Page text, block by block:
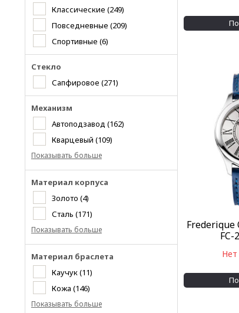
Классические (249)
Повседневные (209)
Спортивные (6)
Стекло
Сапфировое (271)
Механизм
Автоподзавод (162)
Кварцевый (109)
Показывать больше
Материал корпуса
Золото (4)
Сталь (171)
Показывать больше
Материал браслета
Каучук(11)
Кожа (146)
Показывать больше
Frederique
FC-
Нет